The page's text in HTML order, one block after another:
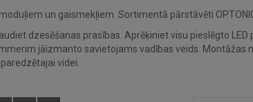
un gaismekļiem. Sortimentā pārstāvēti
dzesēšanas prasības. Aprēķiniet visu pieslēgto
jāizmanto savietojams vadības veids. Montāžas
videi.